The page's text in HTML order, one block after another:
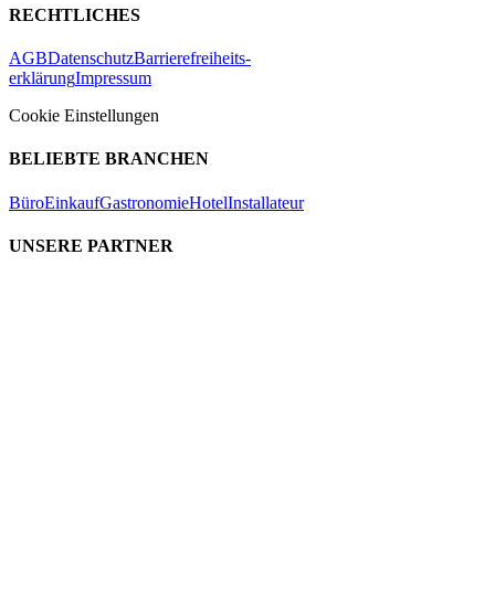
RECHTLICHES
AGBDatenschutzBarrierefreiheits-
erklärungImpressum
Cookie Einstellungen
BELIEBTE BRANCHEN
BüroEinkaufGastronomieHotelInstallateur
UNSERE PARTNER